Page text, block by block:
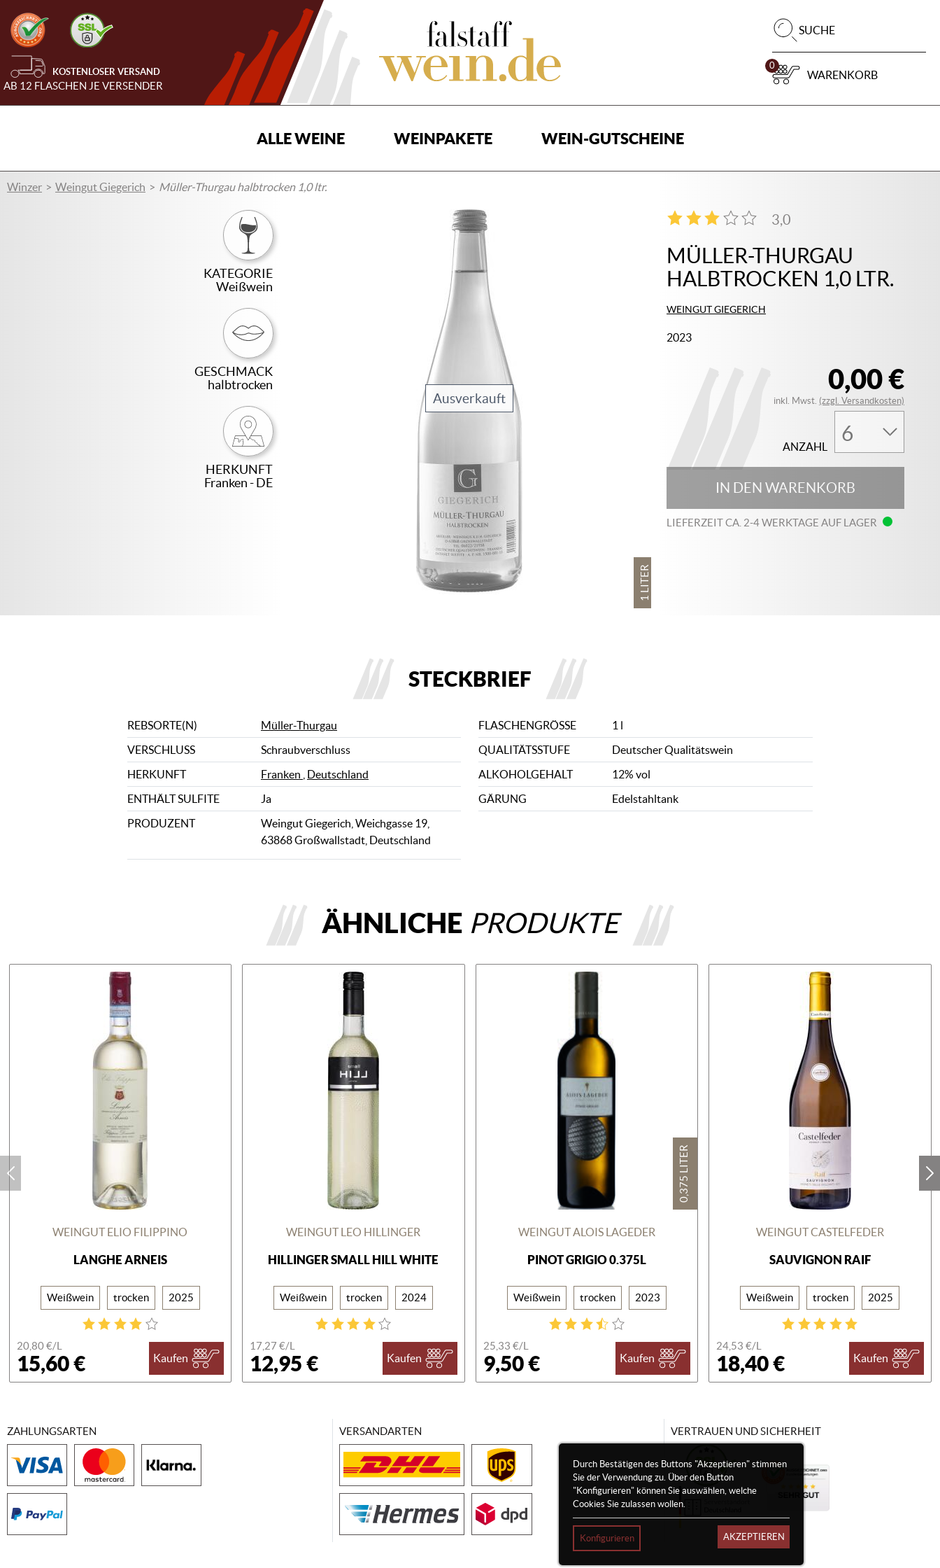
KOSTENLOSER VERSAND
AB 12 FLASCHEN JE VERSENDER
SUCHE
0
WARENKORB
ALLE WEINE WEINPAKETE WEIN-GUTSCHEINE
Winzer Weingut Giegerich Müller-Thurgau halbtrocken 1,0 ltr.
1 LITER
KATEGORIE
Weißwein
GESCHMACK
halbtrocken
HERKUNFT
Franken - DE
Ausverkauft
MÜLLER-THURGAU
HALBTROCKEN 1,0 LTR.
WEINGUT GIEGERICH
2023
3,0
2
0,00 €
inkl. Mwst. (zzgl. Versandkosten)
ANZAHL
IN DEN WARENKORB
LIEFERZEIT CA. 2-4 WERKTAGE AUF LAGER
STECKBRIEF
REBSORTE(N) Müller-Thurgau FLASCHENGRÖSSE
1 l
VERSCHLUSS
Schraubverschluss QUALITÄTSSTUFE
Deutscher Qualitätswein
HERKUNFT
Franken Deutschland ALKOHOLGEHALT
12% vol
ENTHÄLT SULFITE
Ja GÄRUNG
Edelstahltank
PRODUZENT
Weingut Giegerich, Weichgasse 19,
63868 Großwallstadt, Deutschland
ÄHNLICHE PRODUKTE
WEINGUT ELIO FILIPPINO
LANGHE ARNEIS
Weißwein trocken 2025
20,80 €/L
15,60 € Kaufen
WEINGUT LEO HILLINGER
HILLINGER SMALL HILL WHITE
Weißwein trocken 2024
17,27 €/L
12,95 € Kaufen
0,375 LITER
WEINGUT ALOIS LAGEDER
PINOT GRIGIO 0.375L
Weißwein trocken 2023
25,33 €/L
9,50 € Kaufen
WEINGUT CASTELFEDER
SAUVIGNON RAIF
Weißwein trocken 2025
24,53 €/L
18,40 € Kaufen
Durch Bestätigen des Buttons "Akzeptieren" stimmen
Sie der Verwendung zu. Über den Button
"Konfigurieren" können Sie auswählen, welche
Cookies Sie zulassen wollen.
Konfigurieren AKZEPTIEREN
ZAHLUNGSARTEN VERSANDARTEN VERTRAUEN UND SICHERHEIT